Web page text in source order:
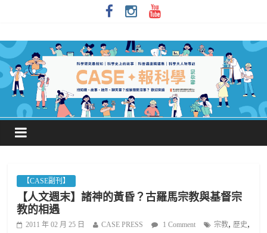
【CASE副刊】
【人文週末】諸神的黃昏？古羅馬宗教與基督宗
教的相遇
2011 年 02 月 25 日 CASE PRESS 1 Comment 宗教, 歷史,